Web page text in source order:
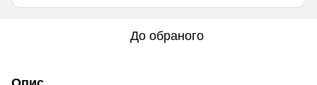
До обраного